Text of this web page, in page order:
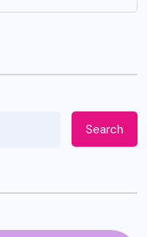
Search